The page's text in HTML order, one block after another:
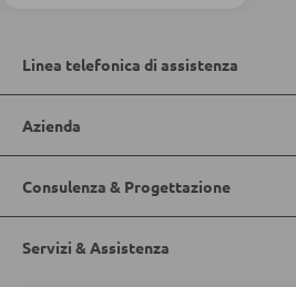
Rastrelliere per scarpe
Lettini bimbi
Armadi per bambini
Librerie per bambini
Linea telefonica di assistenza
Azienda
Consulenza & Progettazione
Servizi & Assistenza